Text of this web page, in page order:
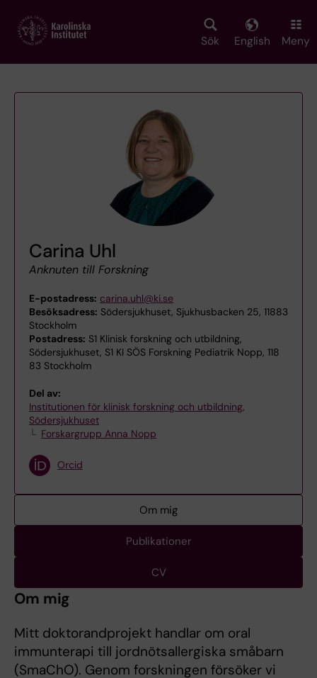
main
Sök English Meny
Carina Uhl
Anknuten till Forskning
E-postadress: carina.uhl@ki.se
Besöksadress: Södersjukhuset, Sjukhusbacken 25, 11883
Stockholm
Postadress: S1 Klinisk forskning och utbildning,
Södersjukhuset, S1 KI SÖS Forskning Pediatrik Nopp, 118
83 Stockholm
Del av:
Institutionen för klinisk forskning och utbildning,
Södersjukhuset
Forskargrupp Anna Nopp
Orcid
Om mig
Publikationer
CV
Om mig
Mitt doktorandprojekt handlar om oral
immunterapi till jordnötsallergiska småbarn
(SmaChO). Genom forskningen försöker vi